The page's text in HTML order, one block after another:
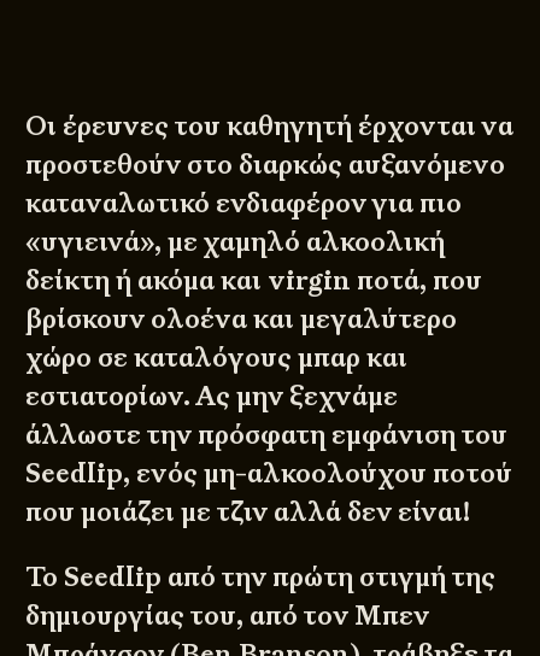
Οι έρευνες του καθηγητή έρχονται να
προστεθούν στο διαρκώς αυξανόμενο
καταναλωτικό ενδιαφέρον για πιο
«υγιεινά», με χαμηλό αλκοολική
δείκτη ή ακόμα και virgin ποτά, που
βρίσκουν ολοένα και μεγαλύτερο
χώρο σε καταλόγους μπαρ και
εστιατορίων. Ας μην ξεχνάμε
άλλωστε την πρόσφατη εμφάνιση του
Seedlip, ενός μη-αλκοολούχου ποτού
που μοιάζει με τζιν αλλά δεν είναι!
Το Seedlip από την πρώτη στιγμή της
δημιουργίας του, από τον Μπεν